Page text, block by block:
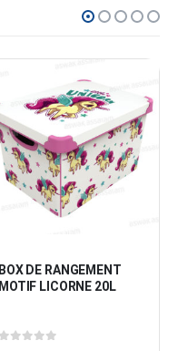
BOX DE RANGEMENT
MOTIF LICORNE 20L